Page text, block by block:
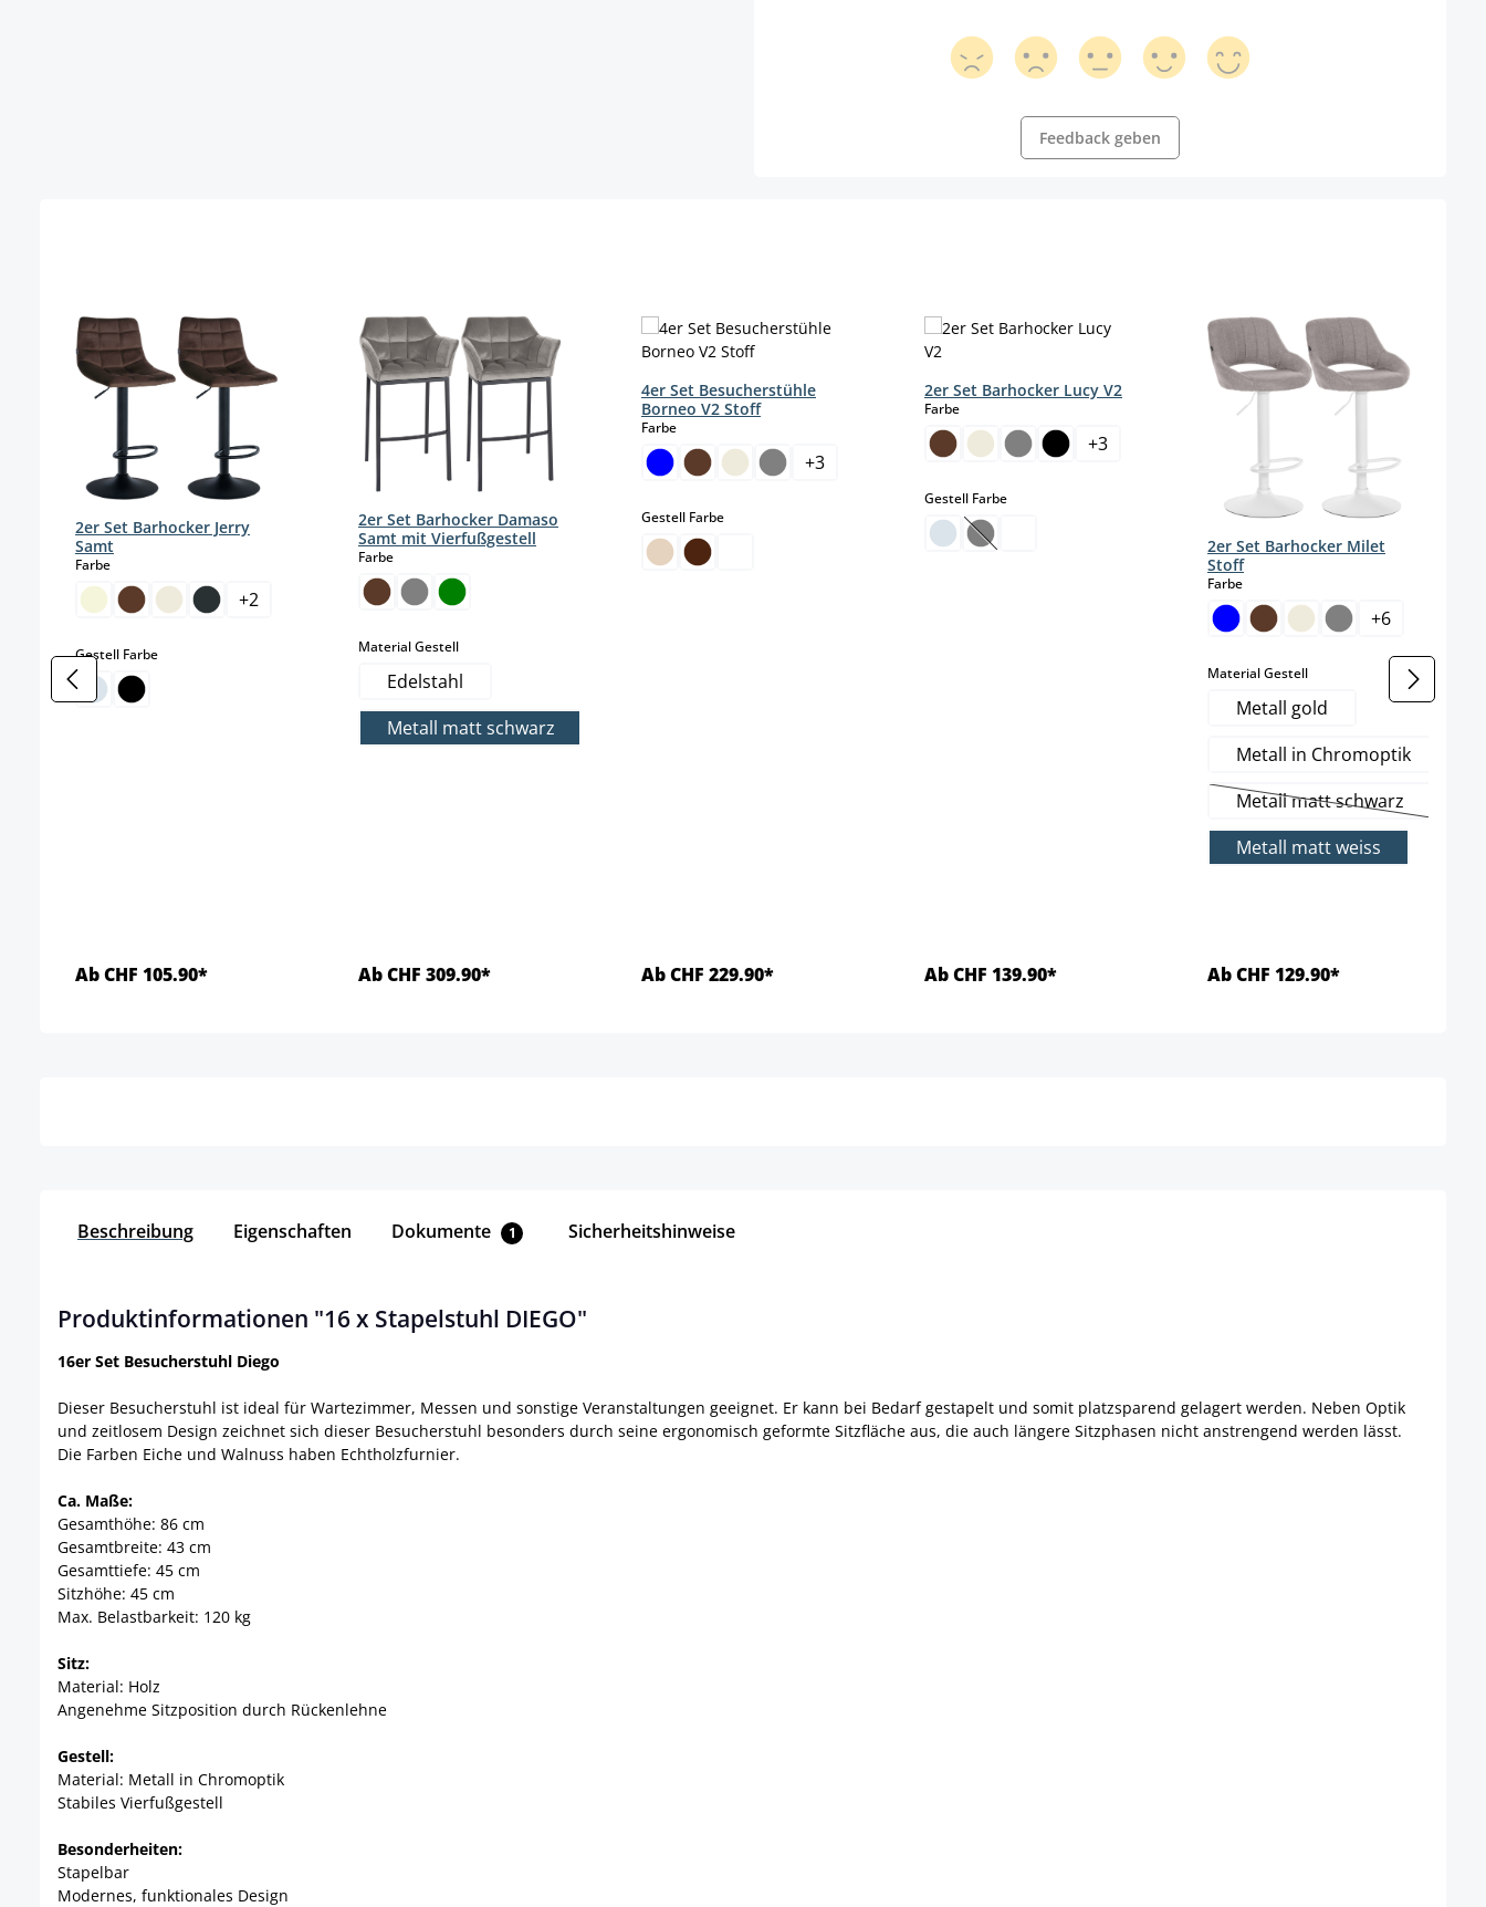
Feedback geben
2er Set Barhocker Jerry
Samt
Farbeauswählen
+2
Gestell Farbeauswählen
Ab CHF 105.90*
2er Set Barhocker Damaso
Samt mit Vierfußgestell
Farbeauswählen
Material Gestellauswählen
Edelstahl
Metall matt schwarz
Ab CHF 309.90*
4er Set Besucherstühle
Borneo V2 Stoff
Farbeauswählen
+3
Gestell Farbeauswählen
Ab CHF 229.90*
2er Set Barhocker Lucy V2
Farbeauswählen
+3
Gestell Farbeauswählen
(Diese Option ist zurzeit nicht verfügbar.)
Ab CHF 139.90*
2er Set Barhocker Milet
Stoff
Farbeauswählen
+6
Material Gestellauswählen
Metall gold
Metall in Chromoptik
Metall matt schwarz
(Diese Option ist
Metall matt weiss
Ab CHF 129.90*
Beschreibung Eigenschaften Dokumente 1 Sicherheitshinweise
Produktinformationen "16 x Stapelstuhl DIEGO"
16er Set Besucherstuhl Diego
Dieser Besucherstuhl ist ideal für Wartezimmer, Messen und sonstige Veranstaltungen geeignet. Er kann bei Bedarf gestapelt und somit platzsparend gelagert werden. Neben Optik
und zeitlosem Design zeichnet sich dieser Besucherstuhl besonders durch seine ergonomisch geformte Sitzfläche aus, die auch längere Sitzphasen nicht anstrengend werden lässt.
Die Farben Eiche und Walnuss haben Echtholzfurnier.
Ca. Maße:
Gesamthöhe: 86 cm
Gesamtbreite: 43 cm
Gesamttiefe: 45 cm
Sitzhöhe: 45 cm
Max. Belastbarkeit: 120 kg
Sitz:
Material: Holz
Angenehme Sitzposition durch Rückenlehne
Gestell:
Material: Metall in Chromoptik
Stabiles Vierfußgestell
Besonderheiten:
Stapelbar
Modernes, funktionales Design